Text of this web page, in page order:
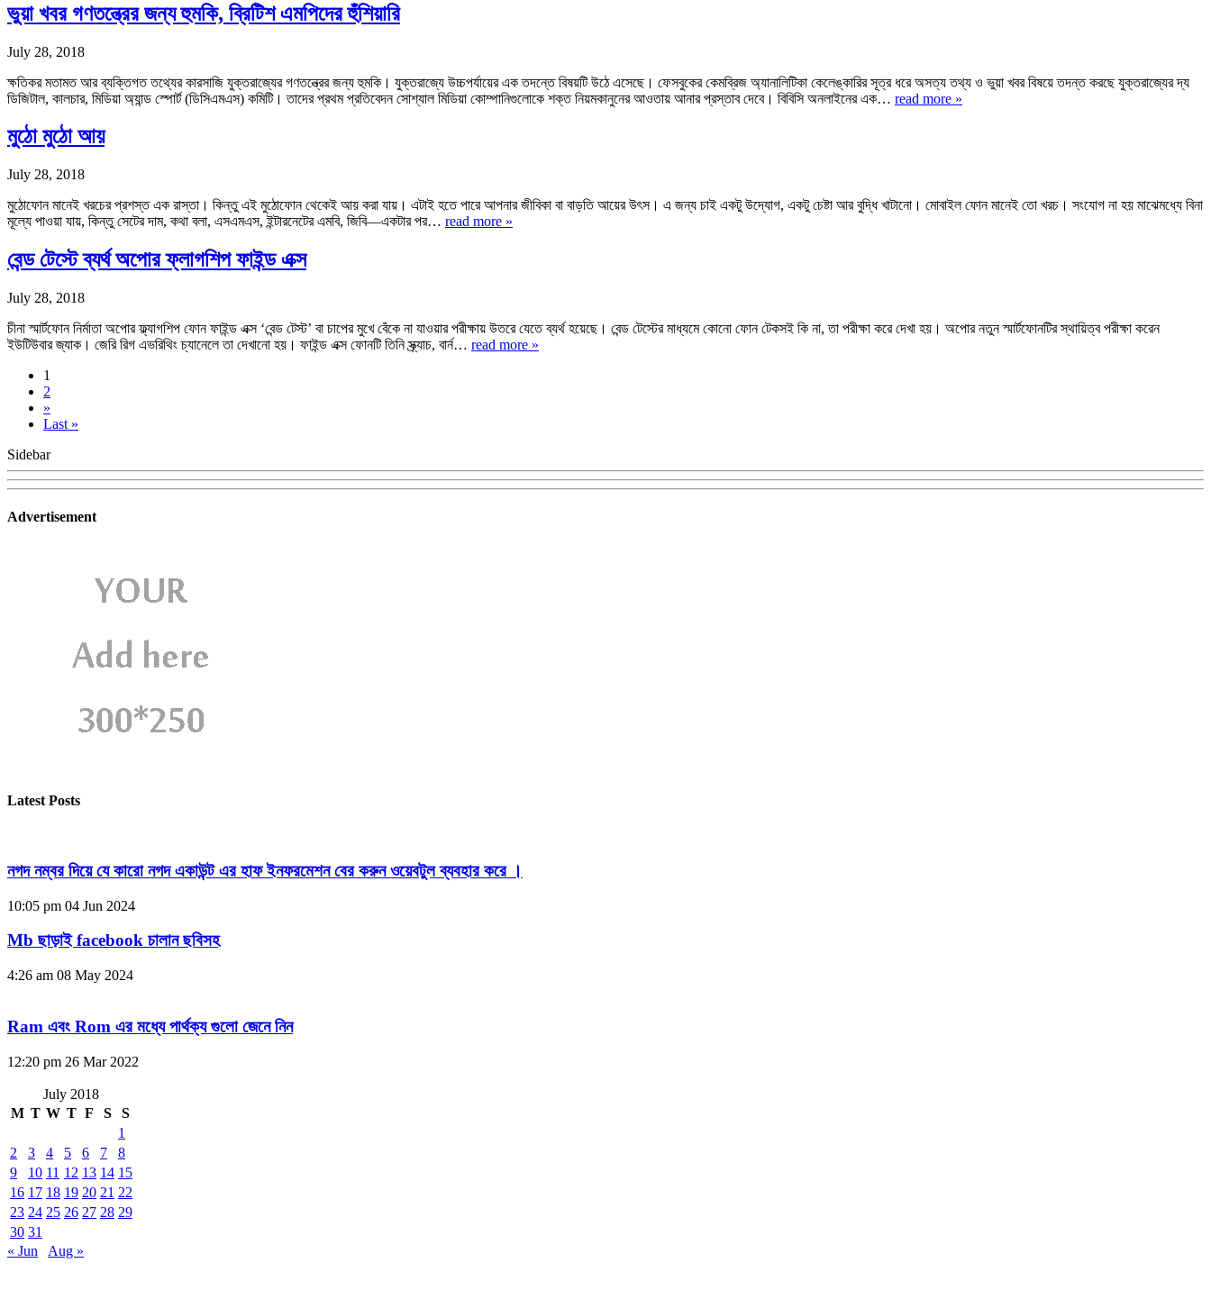
ভুয়া খবর গণতন্ত্রের জন্য হুমকি, ব্রিটিশ এমপিদের হুঁশিয়ারি
July 28, 2018
ক্ষতিকর মতামত আর ব্যক্তিগত তথ্যের কারসাজি যুক্তরাজ্যের গণতন্ত্রের জন্য হুমকি। যুক্তরাজ্যে উচ্চপর্যায়ের এক তদন্তে বিষয়টি উঠে এসেছে। ফেসবুকের কেমব্রিজ অ্যানালিটিকা কেলেঙ্কারির সূত্র ধরে অসত্য তথ্য ও ভুয়া খবর বিষয়ে তদন্ত করছে যুক্তরাজ্যের দ্য
ডিজিটাল, কালচার, মিডিয়া অ্যান্ড স্পোর্ট (ডিসিএমএস) কমিটি। তাদের প্রথম প্রতিবেদন সোশ্যাল মিডিয়া কোম্পানিগুলোকে শক্ত নিয়মকানুনের আওতায় আনার প্রস্তাব দেবে। বিবিসি অনলাইনের এক… read more »
মুঠো মুঠো আয়
July 28, 2018
মুঠোফোন মানেই খরচের প্রশস্ত এক রাস্তা। কিন্তু এই মুঠোফোন থেকেই আয় করা যায়। এটাই হতে পারে আপনার জীবিকা বা বাড়তি আয়ের উৎস। এ জন্য চাই একটু উদ্যোগ, একটু চেষ্টা আর বুদ্ধি খাটানো। মোবাইল ফোন মানেই তো খরচ। সংযোগ না হয় মাঝেমধ্যে বিনা
মূল্যে পাওয়া যায়, কিন্তু সেটের দাম, কথা বলা, এসএমএস, ইন্টারনেটের এমবি, জিবি—একটার পর… read more »
বেন্ড টেস্টে ব্যর্থ অপোর ফ্লাগশিপ ফাইন্ড এক্স
July 28, 2018
চীনা স্মার্টফোন নির্মাতা অপোর ফ্ল্যাগশিপ ফোন ফাইন্ড এক্স ‘বেন্ড টেস্ট’ বা চাপের মুখে বেঁকে না যাওয়ার পরীক্ষায় উতরে যেতে ব্যর্থ হয়েছে। বেন্ড টেস্টের মাধ্যমে কোনো ফোন টেকসই কি না, তা পরীক্ষা করে দেখা হয়। অপোর নতুন স্মার্টফোনটির স্থায়িত্ব পরীক্ষা করেন
ইউটিউবার জ্যাক। জেরি রিগ এভরিথিং চ্যানেলে তা দেখানো হয়। ফাইন্ড এক্স ফোনটি তিনি স্ক্র্যাচ, বার্ন… read more »
1
2
»
Last »
Sidebar
Advertisement
Latest Posts
নগদ নম্বর দিয়ে যে কারো নগদ একাউন্ট এর হাফ ইনফরমেশন বের করুন ওয়েবটুল ব্যবহার করে ।
10:05 pm 04 Jun 2024
Mb ছাড়াই facebook চালান ছবিসহ
4:26 am 08 May 2024
Ram এবং Rom এর মধ্যে পার্থক্য গুলো জেনে নিন
12:20 pm 26 Mar 2022
July 2018
M T W T F S
S
1
2
3 4 5 6 7
8
9
10 11 12 13 14 15
16 17 18 19 20 21 22
23 24 25 26 27 28 29
30 31
« Jun
Aug »